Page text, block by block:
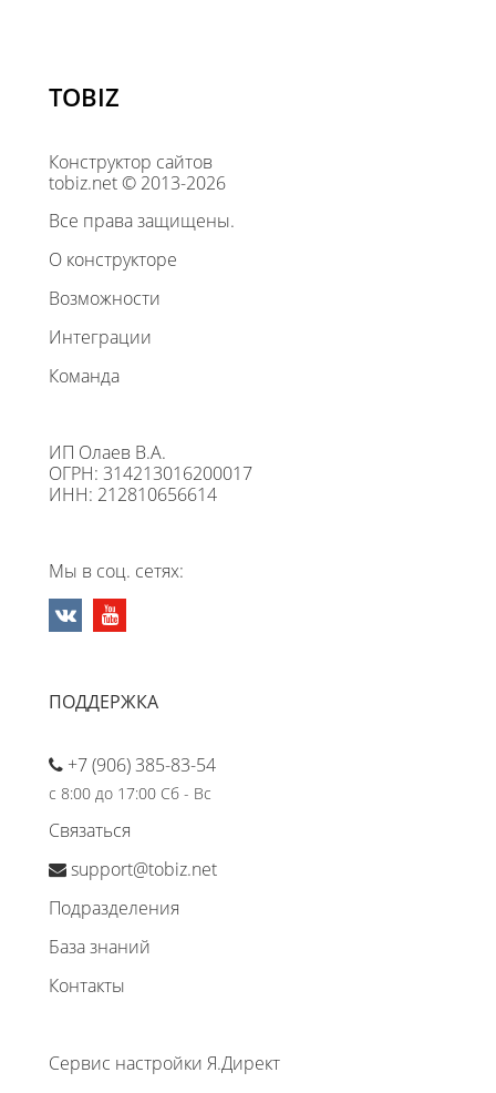
TOBIZ
Конструктор сайтов
tobiz.net © 2013-2026
Все права защищены.
О конструкторе
Возможности
Интеграции
Команда
ИП Олаев В.А.
ОГРН: 314213016200017
ИНН: 212810656614
Мы в соц. сетях:
ПОДДЕРЖКА
+7 (906) 385-83-54
с 8:00 до 17:00 Сб - Вс
Связаться
support@tobiz.net
Подразделения
База знаний
Контакты
Сервис настройки Я.Директ